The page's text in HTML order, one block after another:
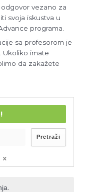
0/10
0/11
vezano za
svoja iskustva u
programa.
sa profesorom je
Ukoliko imate
da zakažete
Pretraži